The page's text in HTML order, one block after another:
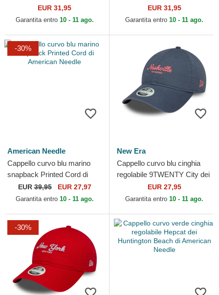
dei Los Angeles Ciudades y
Playas California...
EUR 31,95
Garantita entro 10 - 11 ago.
dei Austin Ciudades y Playas
Texas di New Era
EUR 31,95
Garantita entro 10 - 11 ago.
-30%
American Needle
Cappello curvo blu marino
snapback Printed Cord di
American Needle
EUR39,95 EUR 27,97
Garantita entro 10 - 11 ago.
New Era
Cappello curvo blu cinghia
regolabile 9TWENTY City dei
Nashville di New Era
EUR 27,95
Garantita entro 10 - 11 ago.
-30%